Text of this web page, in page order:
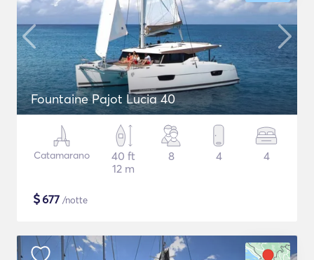
Fountaine Pajot Lucia 40
Catamarano
40 ft
12 m
8 4 4
$677 /notte